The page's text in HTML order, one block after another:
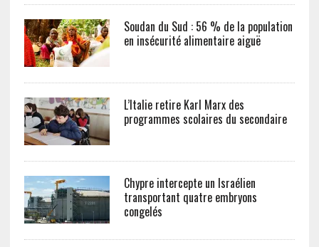
Soudan du Sud : 56 % de la population
en insécurité alimentaire aiguë
L’Italie retire Karl Marx des
programmes scolaires du secondaire
Chypre intercepte un Israélien
transportant quatre embryons
congelés